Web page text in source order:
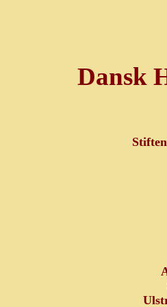
Dansk